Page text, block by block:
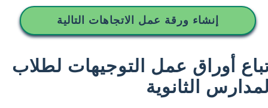
إنشاء ورقة عمل الاتجاهات التالية
أوراق عمل التوجيهات لطلاب
الثانوية